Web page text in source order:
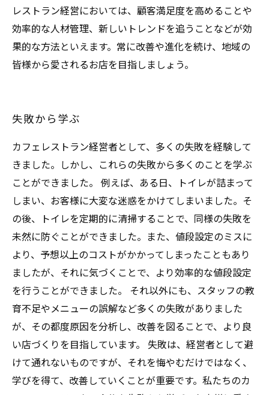
レストラン経営においては、顧客満足度を高めることや
効率的な人材管理、新しいトレンドを追うことなどが効
果的な方法といえます。常に改善や進化を続け、地域の
皆様から愛されるお店を目指しましょう。
失敗から学ぶ
カフェレストラン経営者として、多くの失敗を経験して
きました。しかし、これらの失敗から多くのことを学ぶ
ことができました。 例えば、ある日、トイレが詰まって
しまい、お客様に大変な迷惑をかけてしまいました。そ
の後、トイレを定期的に清掃することで、同様の失敗を
未然に防ぐことができました。また、値段設定のミスに
より、予想以上のコストがかかってしまったこともあり
ましたが、それに気づくことで、より効率的な値段設定
を行うことができました。 それ以外にも、スタッフの教
育不足やメニューの誤解など多くの失敗がありました
が、その都度原因を分析し、改善を図ることで、より良
い店づくりを目指しています。 失敗は、経営者として避
けて通れないものですが、それを悔やむだけではなく、
学びを得て、改善していくことが重要です。私たちのカ